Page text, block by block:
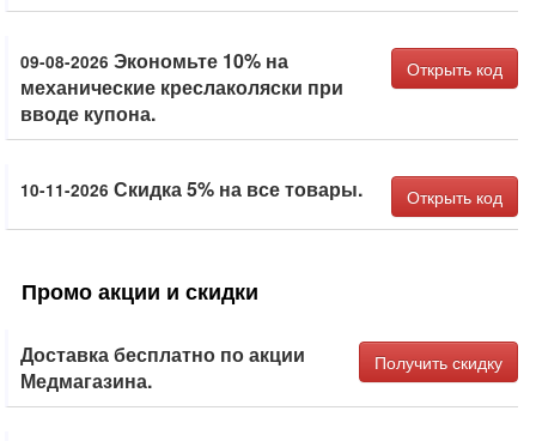
09-08-2026 Экономьте 10% на
механические креслаколяски при
вводе купона.
Открыть код
10-11-2026 Скидка 5% на все товары. Открыть код
Промо акции и скидки
Доставка бесплатно по акции
Медмагазина.
Получить скидку